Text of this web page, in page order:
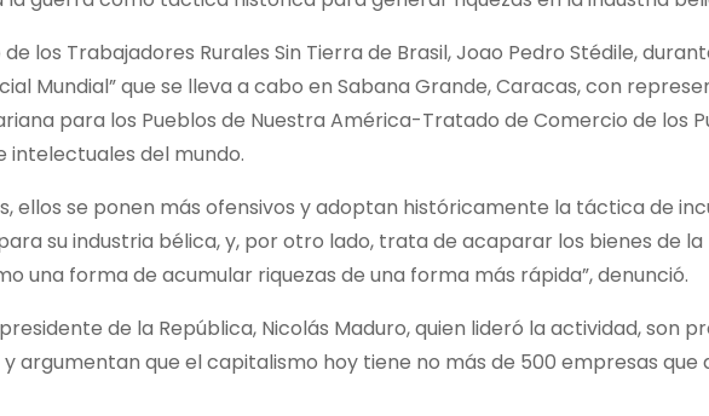
los Trabajadores Rurales Sin Tierra de Brasil, Joao Pedro Stédile,
Mundial”que se lleva a cabo en Sabana Grande, Caracas, con
para los Pueblos de Nuestra América-Tratado de Comercio de los
intelectuales del mundo.
ellos se ponen más ofensivos y adoptan históricamente la táctica de
su industria bélica, y, por otro lado, trata de acaparar los bienes de la
una forma de acumular riquezas de una forma más rápida”, denunció.
de la República, Nicolás Maduro, quien lideró la actividad, son
argumentan que el capitalismo hoy tiene no más de 500 empresas que